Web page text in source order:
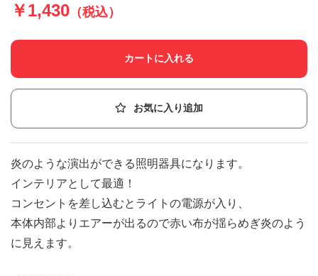
￥1,430 （税込）
カートに入れる
お気に入り追加
炎のような演出ができる照明器具になります。
インテリアとして最適！
コンセントを差し込むとライトの電源が入り、
本体内部よりエアーが出るので赤い布が揺らめぎ炎のよう
に見えます。